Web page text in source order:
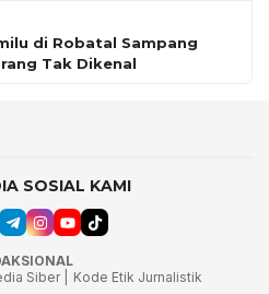
di Robatal Sampang
Tak Dikenal
SOSIAL KAMI
Siber | Kode Etik Jurnalistik